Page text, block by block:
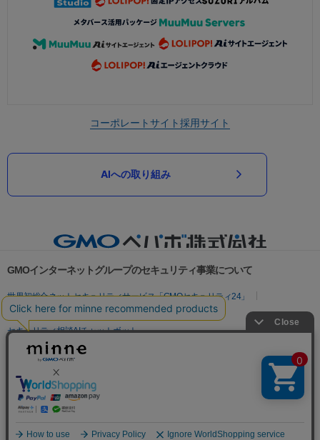
コーポレートサイト採用サイト
AIへの取り組み
GMOインターネットグループのセキュリティ事業について
世界初総合ネットセキュリティサービス「GMOセキュリティ24」
パスワード漏洩診断
Webサイトリスク診断
セキュリティ相談AIチャットボット
実在証明・盗聴対策
サイバー攻撃対策（GMO Flatt Security）
セキュリティ事業の軌跡